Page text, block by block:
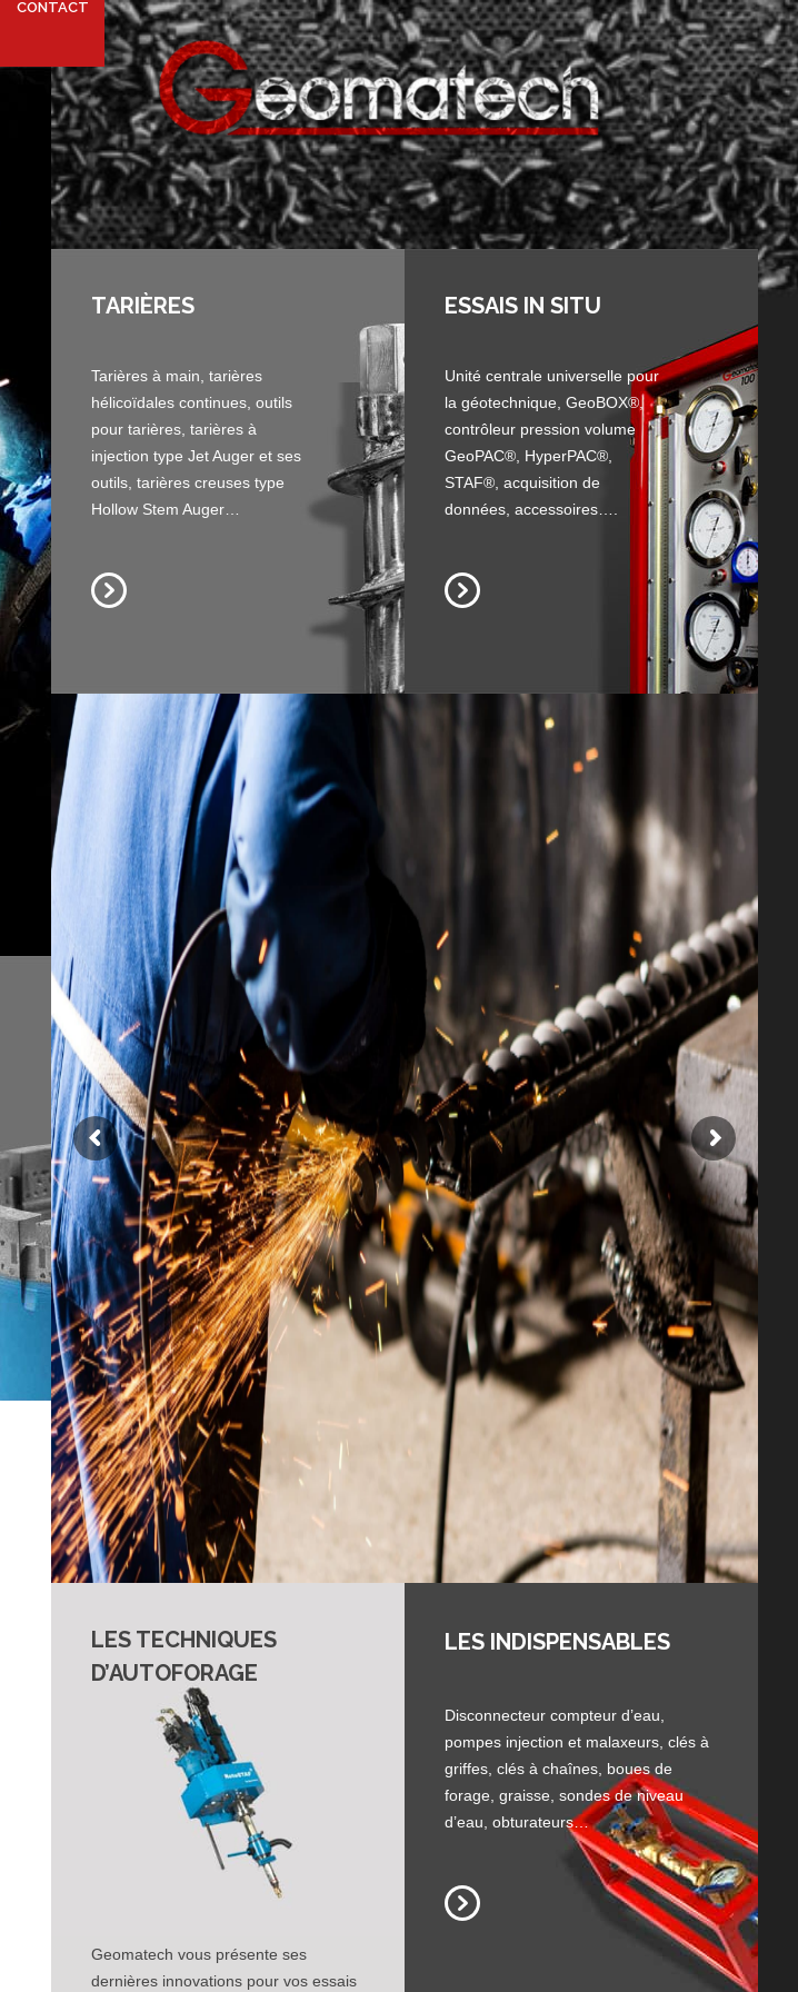
CONTACT
TARIÈRES
Tarières à main, tarières
hélicoïdales continues, outils
pour tarières, tarières à
injection type Jet Auger et ses
outils, tarières creuses type
Hollow Stem Auger…
Tarières
ESSAIS IN SITU
Unité centrale universelle pour
la géotechnique, GeoBOX®,
contrôleur pression volume
GeoPAC®, HyperPAC®,
STAF®, acquisition de
données, accessoires….
Tarières
LES TECHNIQUES
D’AUTOFORAGE
Geomatech vous présente ses
dernières innovations pour vos essais
LES INDISPENSABLES
Disconnecteur compteur d’eau,
pompes injection et malaxeurs, clés à
griffes, clés à chaînes, boues de
forage, graisse, sondes de niveau
d’eau, obturateurs…
Tarières